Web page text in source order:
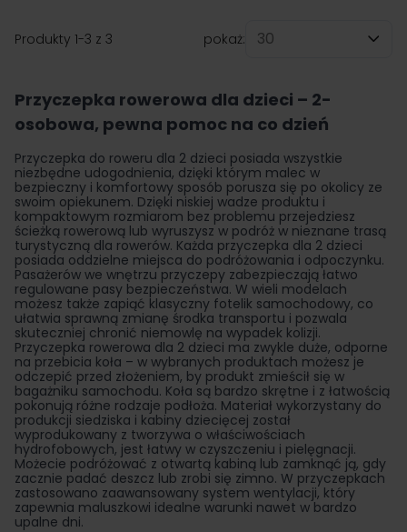
Produkty 1-3 z 3
pokaż:
Przyczepka rowerowa dla dzieci – 2-
osobowa, pewna pomoc na co dzień
Przyczepka do roweru dla 2 dzieci posiada wszystkie
niezbędne udogodnienia, dzięki którym malec w
bezpieczny i komfortowy sposób porusza się po okolicy ze
swoim opiekunem. Dzięki niskiej wadze produktu i
kompaktowym rozmiarom bez problemu przejedziesz
ścieżką rowerową lub wyruszysz w podróż w nieznane trasą
turystyczną dla rowerów. Każda przyczepka dla 2 dzieci
posiada oddzielne miejsca do podróżowania i odpoczynku.
Pasażerów we wnętrzu przyczepy zabezpieczają łatwo
regulowane pasy bezpieczeństwa. W wieli modelach
możesz także zapiąć klasyczny fotelik samochodowy, co
ułatwia sprawną zmianę środka transportu i pozwala
skuteczniej chronić niemowlę na wypadek kolizji.
Przyczepka rowerowa dla 2 dzieci ma zwykle duże, odporne
na przebicia koła – w wybranych produktach możesz je
odczepić przed złożeniem, by produkt zmieścił się w
bagażniku samochodu. Koła są bardzo skrętne i z łatwością
pokonują różne rodzaje podłoża. Materiał wykorzystany do
produkcji siedziska i kabiny dziecięcej został
wyprodukowany z tworzywa o właściwościach
hydrofobowych, jest łatwy w czyszczeniu i pielęgnacji.
Możecie podróżować z otwartą kabiną lub zamknąć ją, gdy
zacznie padać deszcz lub zrobi się zimno. W przyczepkach
zastosowano zaawansowany system wentylacji, który
zapewnia maluszkowi idealne warunki nawet w bardzo
upalne dni.